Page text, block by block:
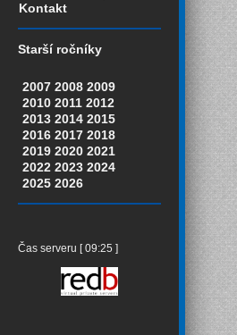
Kontakt
Starší ročníky
2007 2008 2009
2010 2011 2012
2013 2014 2015
2016 2017 2018
2019 2020 2021
2022 2023 2024
2025 2026
Čas serveru [ 09:25 ]